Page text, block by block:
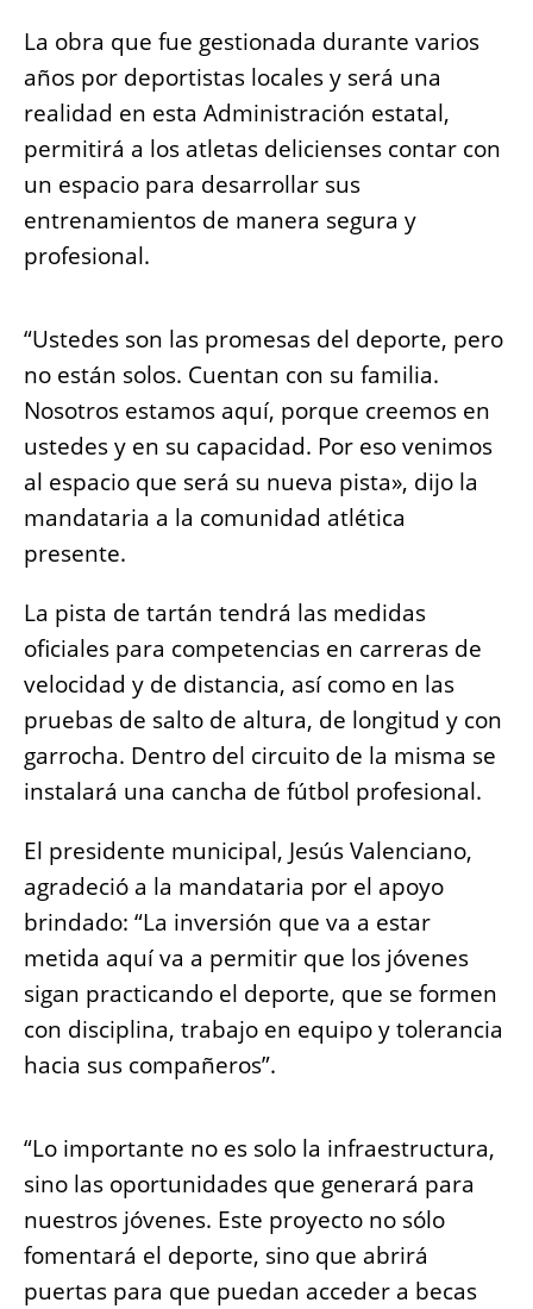
La obra que fue gestionada durante varios
años por deportistas locales y será una
realidad en esta Administración estatal,
permitirá a los atletas delicienses contar con
un espacio para desarrollar sus
entrenamientos de manera segura y
profesional.
“Ustedes son las promesas del deporte, pero
no están solos. Cuentan con su familia.
Nosotros estamos aquí, porque creemos en
ustedes y en su capacidad. Por eso venimos
al espacio que será su nueva pista», dijo la
mandataria a la comunidad atlética
presente.
La pista de tartán tendrá las medidas
oficiales para competencias en carreras de
velocidad y de distancia, así como en las
pruebas de salto de altura, de longitud y con
garrocha. Dentro del circuito de la misma se
instalará una cancha de fútbol profesional.
El presidente municipal, Jesús Valenciano,
agradeció a la mandataria por el apoyo
brindado: “La inversión que va a estar
metida aquí va a permitir que los jóvenes
sigan practicando el deporte, que se formen
con disciplina, trabajo en equipo y tolerancia
hacia sus compañeros”.
“Lo importante no es solo la infraestructura,
sino las oportunidades que generará para
nuestros jóvenes. Este proyecto no sólo
fomentará el deporte, sino que abrirá
puertas para que puedan acceder a becas